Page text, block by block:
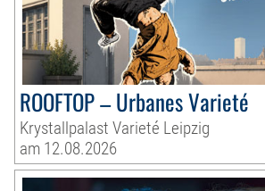
ROOFTOP – Urbanes Varieté
Krystallpalast Varieté Leipzig
am 12.08.2026